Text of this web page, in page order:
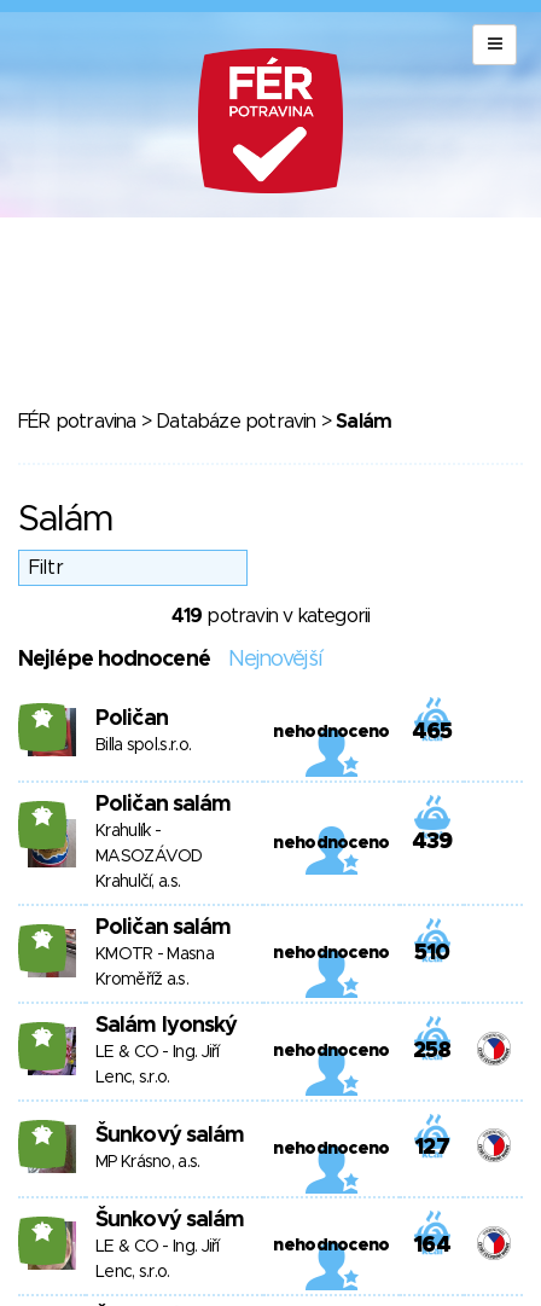
FÉR potravina > Databáze potravin >Salám
Salám
419 potravin v kategorii
Nejlépe hodnocené Nejnovější
19 Poličan
Billa spol.s.r.o.
nehodnoceno 465
19 Poličan salám
Krahulík -
MASOZÁVOD
Krahulčí, a.s.
nehodnoceno 439
19 Poličan salám
KMOTR - Masna
Kroměříž a.s.
nehodnoceno 510
19 Salám lyonský
LE & CO - Ing. Jiří
Lenc, s.r.o.
nehodnoceno 258
19 Šunkový salám
MP Krásno, a.s.
nehodnoceno 127
19 Šunkový salám
LE & CO - Ing. Jiří
Lenc, s.r.o.
nehodnoceno 164